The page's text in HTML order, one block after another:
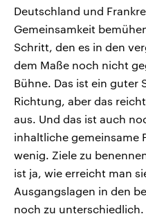
Deutschland und
Gemeinsamkeit
Schritt, den es in den
dem Maße noch nicht
Bühne. Das ist ein guter
Richtung, aber das
aus. Und das ist auch
inhaltliche gemeinsame
wenig. Ziele zu
ist ja, wie erreicht man
Ausgangslagen in den
noch zu unterschiedlich.